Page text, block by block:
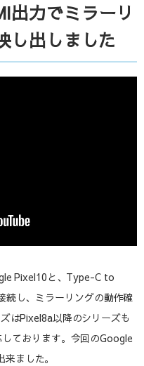
出力でミラーリ
し出しました
Pixel10と、Type-C to
続し、ミラーリングの動作確
はPixel8a以降のシリーズも
ております。今回のGoogle
ました。